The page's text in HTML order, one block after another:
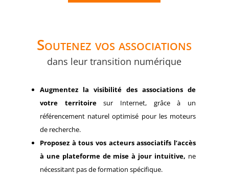
Soutenez vos associations
dans leur transition numérique
Augmentez la visibilité des associations de
votre territoiresur Internet, grâce à un
référencement naturel optimisé pour les moteurs
de recherche.
Proposez à tous vos acteurs associatifs l’accès
à une plateforme de mise à jour intuitive, ne
nécessitant pas de formation spécifique.